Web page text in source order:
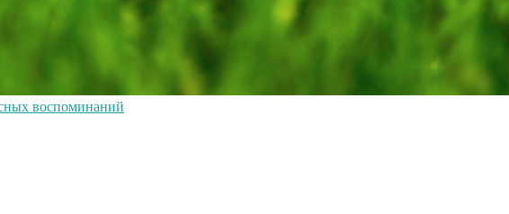
воспоминаний